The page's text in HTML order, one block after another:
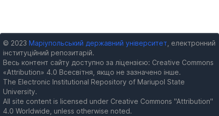
© 2023 Маріупольський державний університет , електронний
інституційний репозитарій.
Весь контент сайту доступно за ліцензією: Creative Commons
«Attribution» 4.0 Всесвітня, якщо не зазначено інше.
The Electronic Institutional Repository of Mariupol State
University.
All site content is licensed under Creative Commons "Attribution"
4.0 Worldwide, unless otherwise noted.